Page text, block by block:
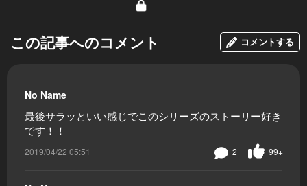
この記事へのコメント コメントする
No Name
最後サラッといい感じでこのシリーズのストーリー好き
です！！
2019/04/22 05:51 99+
2